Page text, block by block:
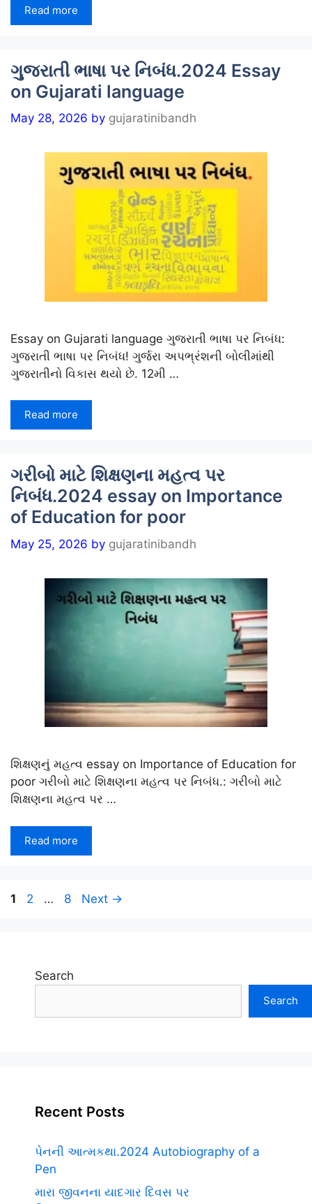
Read more
ગુજરાતી ભાષા પર નિબંધ.2024 Essay
on Gujarati language
May 28, 2026 by gujaratinibandh
Essay on Gujarati language ગુજરાતી ભાષા પર નિબંધ:
ગુજરાતી ભાષા પર નિબંધ! ગુર્જરા અપભ્રંશની બોલીમાંથી
ગુજરાતીનો વિકાસ થયો છે. 12મી …
Read more
ગરીબો માટે શિક્ષણના મહત્વ પર
નિબંધ.2024 essay on Importance
of Education for poor
May 25, 2026 by gujaratinibandh
શિક્ષણનું મહત્વ essay on Importance of Education for
poor ગરીબો માટે શિક્ષણના મહત્વ પર નિબંધ.: ગરીબો માટે
શિક્ષણના મહત્વ પર …
Read more
Page
1 Page
2 … Page
8 Next →
Search
Search
Recent Posts
પેનની આત્મકથા.2024 Autobiography of a
Pen
મારા જીવનના યાદગાર દિવસ પર